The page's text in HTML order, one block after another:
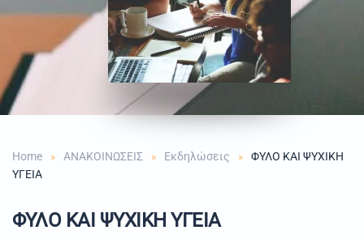
Home ΑΝΑΚΟΙΝΩΣΕΙΣ Εκδηλώσεις
ΦΥΛΟ ΚΑΙ ΨΥΧΙΚΗ
ΥΓΕΙΑ
ΦΥΛΟ ΚΑΙ ΨΥΧΙΚΗ ΥΓΕΙΑ